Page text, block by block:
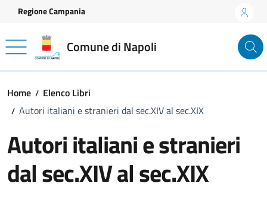
Vai ai contenuti
Vai al footer
Regione Campania
Comune di Napoli
Home
Elenco Libri
Autori italiani e stranieri dal sec.XIV al sec.XIX
Autori italiani e stranieri
dal sec.XIV al sec.XIX